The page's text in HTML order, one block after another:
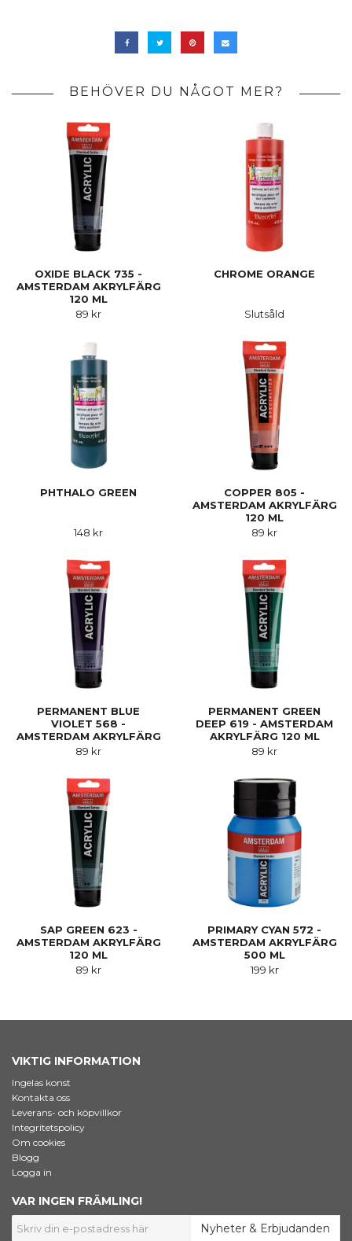
BEHÖVER DU NÅGOT MER?
OXIDE BLACK 735 -
AMSTERDAM AKRYLFÄRG
120 ML
89 kr
CHROME ORANGE
Slutsåld
PHTHALO GREEN
148 kr
COPPER 805 -
AMSTERDAM AKRYLFÄRG
120 ML
89 kr
PERMANENT BLUE
VIOLET 568 -
AMSTERDAM AKRYLFÄRG
120 ML
89 kr
PERMANENT GREEN
DEEP 619 - AMSTERDAM
AKRYLFÄRG 120 ML
89 kr
SAP GREEN 623 -
AMSTERDAM AKRYLFÄRG
120 ML
89 kr
PRIMARY CYAN 572 -
AMSTERDAM AKRYLFÄRG
500 ML
199 kr
VIKTIG INFORMATION
Ingelas konst
Kontakta oss
Leverans- och köpvillkor
Integritetspolicy
Om cookies
Blogg
Logga in
VAR INGEN FRÄMLING!
Nyheter & Erbjudanden